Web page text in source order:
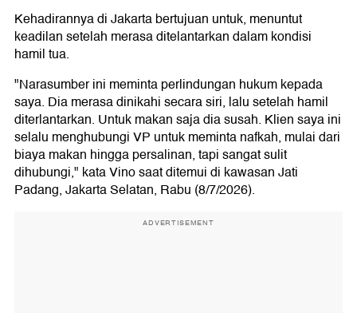
Kehadirannya di Jakarta bertujuan untuk, menuntut
keadilan setelah merasa ditelantarkan dalam kondisi
hamil tua.
"Narasumber ini meminta perlindungan hukum kepada
saya. Dia merasa dinikahi secara siri, lalu setelah hamil
diterlantarkan. Untuk makan saja dia susah. Klien saya ini
selalu menghubungi VP untuk meminta nafkah, mulai dari
biaya makan hingga persalinan, tapi sangat sulit
dihubungi," kata Vino saat ditemui di kawasan Jati
Padang, Jakarta Selatan, Rabu (8/7/2026).
ADVERTISEMENT